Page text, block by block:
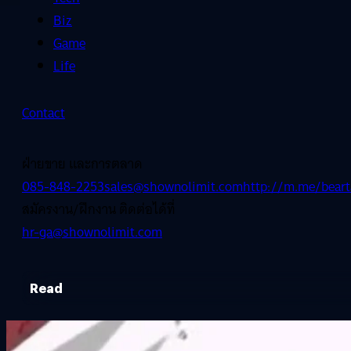
Biz
Game
Life
Contact
ฝ่ายขาย และการตลาด
085-848-2253sales@shownolimit.comhttp://m.me/
สมัครงาน/ฝึกงาน ติดต่อได้ที่
hr-ga@shownolimit.com
Read